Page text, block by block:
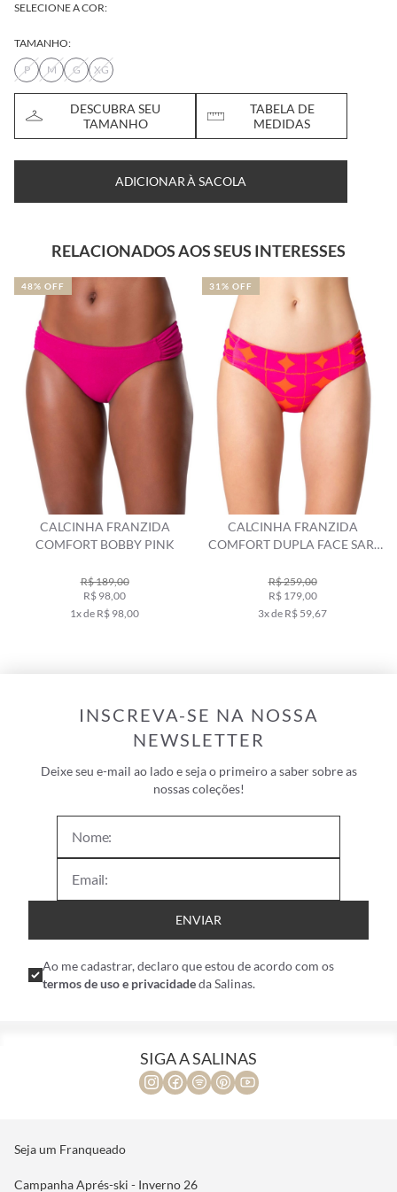
SELECIONE A COR:
TAMANHO:
P
M G XG
DESCUBRA SEU
TAMANHO
TABELA DE
MEDIDAS
ADICIONAR À SACOLA
RELACIONADOS AOS SEUS INTERESSES
CALCINHA FRANZIDA
COMFORT BOBBY PINK
R$ 189,00
R$ 98,00
1x de R$ 98,00
48% OFF
CALCINHA FRANZIDA
COMFORT DUPLA FACE SARI
R$ 259,00
R$ 179,00
3x de R$ 59,67
31% OFF
INSCREVA-SE NA NOSSA
NEWSLETTER
Deixe seu e-mail ao lado e seja o primeiro a saber sobre as
nossas coleções!
ENVIAR
Ao me cadastrar, declaro que estou de acordo com os
termos de uso e privacidadeda Salinas.
SIGA A SALINAS
Seja um Franqueado
Campanha Aprés-ski - Inverno 26